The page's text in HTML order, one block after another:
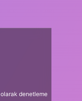
denetleme